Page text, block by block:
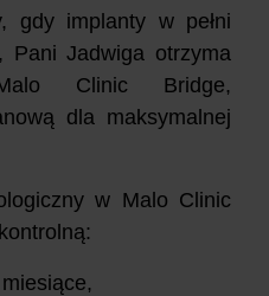
gdy implanty w pełni
Pani Jadwiga otrzyma
Clinic Bridge,
dla maksymalnej
w Malo Clinic